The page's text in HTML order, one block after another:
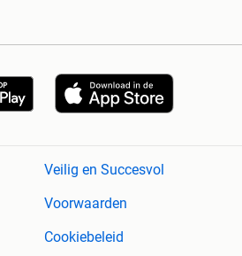
Veilig en Succesvol
Voorwaarden
Cookiebeleid